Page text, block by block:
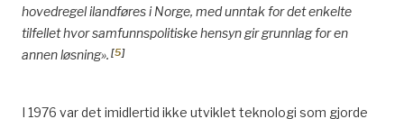
hovedregel ilandføres i Norge, med unntak for det enkelte
tilfellet hvor samfunnspolitiske hensyn gir grunnlag for en
annen løsning». [5]
I 1976 var det imidlertid ikke utviklet teknologi som gjorde